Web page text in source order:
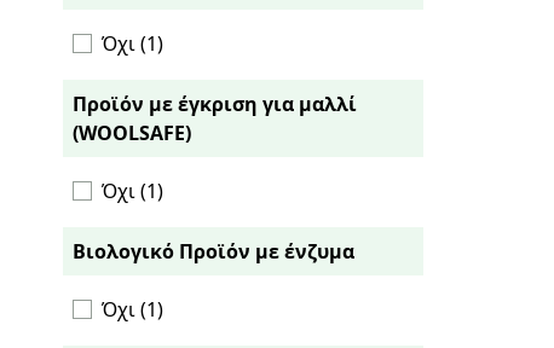
Όχι (1)
Προϊόν με έγκριση για μαλλί
(WOOLSAFE)
Όχι (1)
Βιολογικό Προϊόν με ένζυμα
Όχι (1)